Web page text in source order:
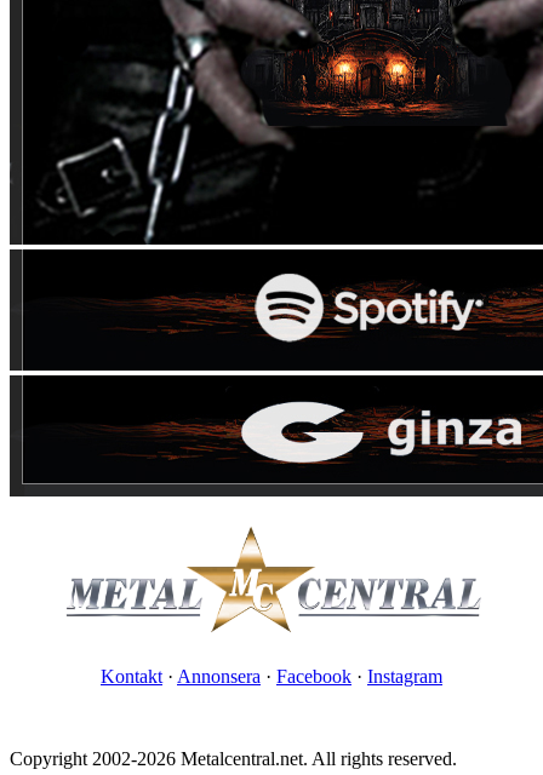
Kontakt · Annonsera · Facebook · Instagram
Copyright 2002-2026 Metalcentral.net. All rights reserved.